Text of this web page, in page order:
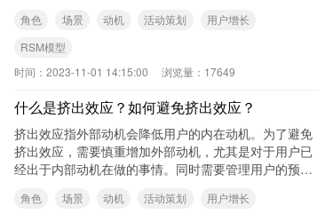
角色 场景 动机 活动策划
用户增长
RSM模型
时间： 2023-11-01 14:15:00 浏览量： 17649
什么是挤出效应？如何避免挤出效应？
挤出效应指外部动机会降低用户的内在动机。为了避免
挤出效应，需要慎重增加外部动机，尤其是对于用户已
经出于内部动机在做的事情。同时需要管理用户的预
不可
角色 场景 动机 活动策划
用户增长